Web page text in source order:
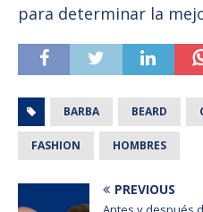
para determinar la
BARBA BEARD
FASHION HOMBRES
PREVIOUS